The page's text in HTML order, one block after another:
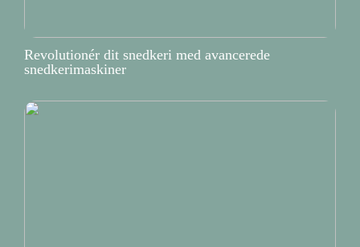
Revolutionér dit snedkeri med avancerede
snedkerimaskiner